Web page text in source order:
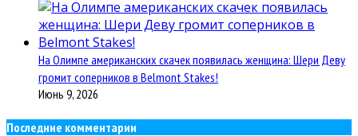
На Олимпе американских скачек появилась женщина: Шери Деву
громит соперников в Belmont Stakes!
Июнь 9, 2026
Последние комментарии